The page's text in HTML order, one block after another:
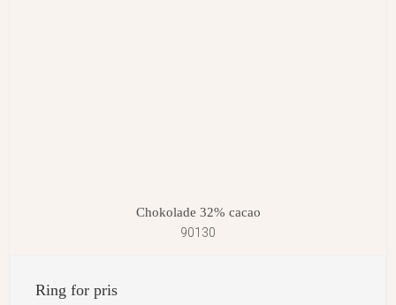
Chokolade 32% cacao
90130
Ring for pris